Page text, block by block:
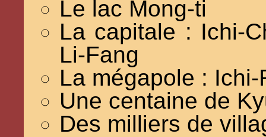
Le lac Mong-ti
La capitale : Ichi-
Li-Fang
La mégapole :
Une centaine de
Des milliers de